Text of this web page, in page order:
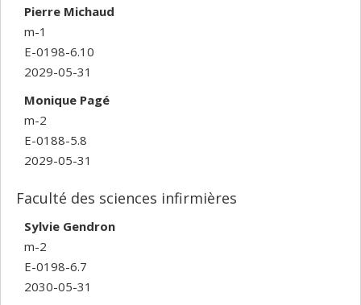
Pierre Michaud
m-1
E-0198-6.10
2029-05-31
Monique Pagé
m-2
E-0188-5.8
2029-05-31
Faculté des sciences infirmières
Sylvie Gendron
m-2
E-0198-6.7
2030-05-31